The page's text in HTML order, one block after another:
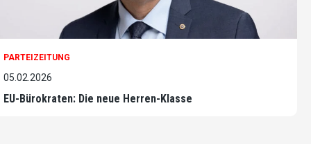
PARTEIZEITUNG
05.02.2026
EU-Bürokraten: Die neue Herren-Klasse